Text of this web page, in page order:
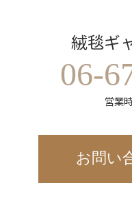
絨毯ギ
06-
営業
お問い